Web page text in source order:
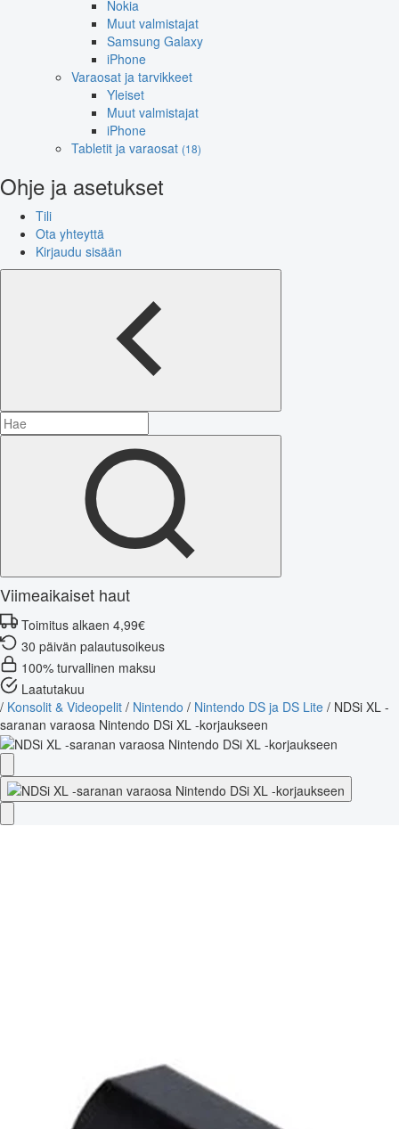
Nokia
Muut valmistajat
Samsung Galaxy
iPhone
Varaosat ja tarvikkeet
Yleiset
Muut valmistajat
iPhone
Tabletit ja varaosat (18)
Ohje ja asetukset
Tili
Ota yhteyttä
Kirjaudu sisään
Viimeaikaiset haut
Toimitus alkaen 4,99€
30 päivän palautusoikeus
100% turvallinen maksu
Laatutakuu
/ Konsolit & Videopelit / Nintendo / Nintendo DS ja DS Lite / NDSi XL -
saranan varaosa Nintendo DSi XL -korjaukseen